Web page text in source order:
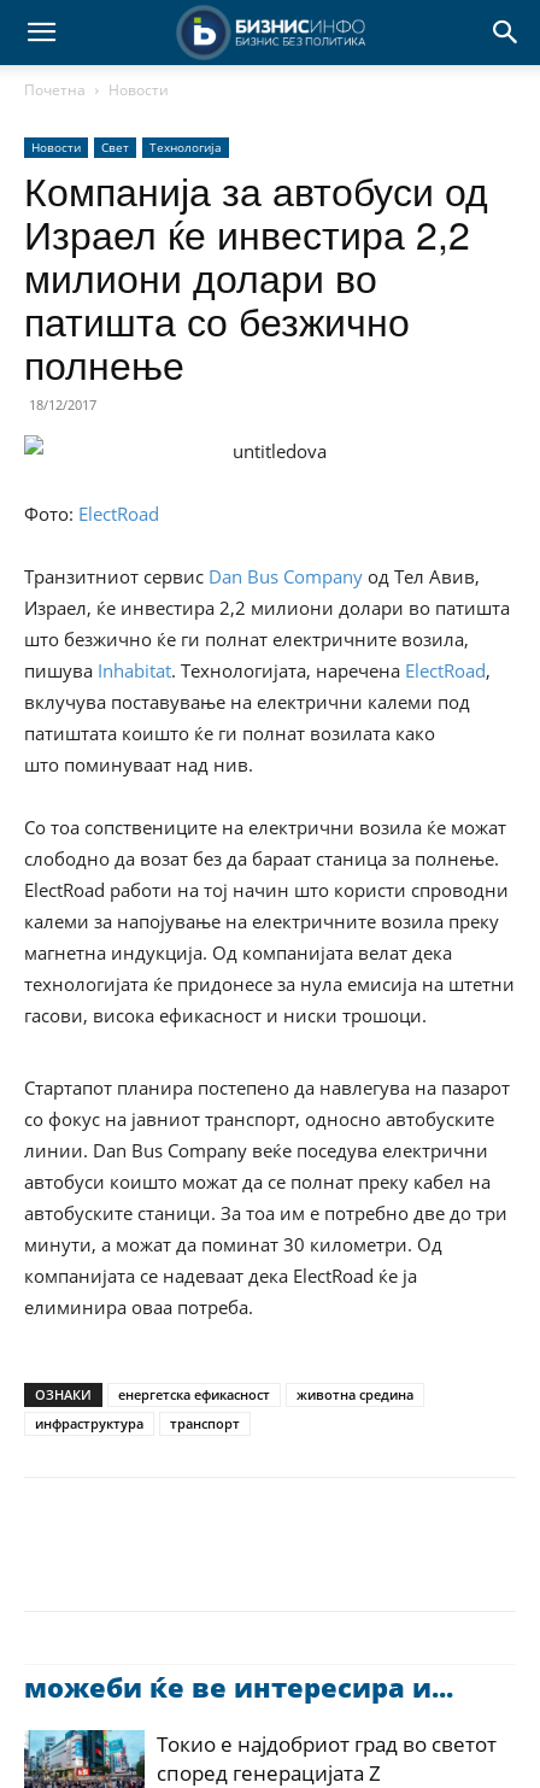
Почетна Новости
Новости Свет Технологија
Компанија за автобуси од
Израел ќе инвестира 2,2
милиони долари во
патишта со безжично
полнење
18/12/2017
Фото: ElectRoad
Транзитниот сервис Dan Bus Company од Тел Авив,
Израел, ќе инвестира 2,2 милиони долари во патишта
што безжично ќе ги полнат електричните возила,
пишува Inhabitat. Технологијата, наречена ElectRoad,
вклучува поставување на електрични калеми под
патиштата коишто ќе ги полнат возилата како
што поминуваат над нив.
Со тоа сопствениците на електрични возила ќе можат
слободно да возат без да бараат станица за полнење.
ElectRoad работи на тој начин што користи спроводни
калеми за напојување на електричните возила преку
магнетна индукција. Од компанијата велат дека
технологијата ќе придонесе за нула емисија на штетни
гасови, висока ефикасност и ниски трошоци.
Стартапот планира постепено да навлегува на пазарот
со фокус на јавниот транспорт, односно автобуските
линии. Dan Bus Company веќе поседува електрични
автобуси коишто можат да се полнат преку кабел на
автобуските станици. За тоа им е потребно две до три
минути, а можат да поминат 30 километри. Од
компанијата се надеваат дека ElectRoad ќе ја
елиминира оваа потреба.
ОЗНАКИ енергетска ефикасност
животна средина
инфраструктура
транспорт
можеби ќе ве интересира и...
Токио е најдобриот град во светот
според генерацијата Z